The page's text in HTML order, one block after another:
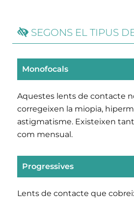
SEGONS EL TIPUS
Monofocals
Aquestes lents de contacte
corregeixen la miopia,
astigmatisme. Existeixen
com mensual.
Progressives
Lents de contacte que